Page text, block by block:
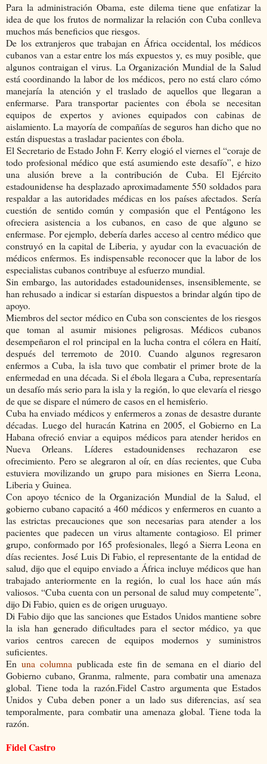
Para la administración Obama, este dilema tiene que enfatizar la
idea de que los frutos de normalizar la relación con Cuba conlleva
muchos más beneficios que riesgos.
De los extranjeros que trabajan en África occidental, los médicos
cubanos van a estar entre los más expuestos y, es muy posible, que
algunos contraigan el virus. La Organización Mundial de la Salud
está coordinando la labor de los médicos, pero no está claro cómo
manejaría la atención y el traslado de aquellos que llegaran a
enfermarse. Para transportar pacientes con ébola se necesitan
equipos de expertos y aviones equipados con cabinas de
aislamiento. La mayoría de compañías de seguros han dicho que no
están dispuestas a trasladar pacientes con ébola.
El Secretario de Estado John F. Kerry elogió el viernes el “coraje de
todo profesional médico que está asumiendo este desafío”, e hizo
una alusión breve a la contribución de Cuba. El Ejército
estadounidense ha desplazado aproximadamente 550 soldados para
respaldar a las autoridades médicas en los países afectados. Sería
cuestión de sentido común y compasión que el Pentágono les
ofreciera asistencia a los cubanos, en caso de que alguno se
enfermase. Por ejemplo, debería darles acceso al centro médico que
construyó en la capital de Liberia, y ayudar con la evacuación de
médicos enfermos. Es indispensable reconocer que la labor de los
especialistas cubanos contribuye al esfuerzo mundial.
Sin embargo, las autoridades estadounidenses, insensiblemente, se
han rehusado a indicar si estarían dispuestos a brindar algún tipo de
apoyo.
Miembros del sector médico en Cuba son conscientes de los riesgos
que toman al asumir misiones peligrosas. Médicos cubanos
desempeñaron el rol principal en la lucha contra el cólera en Haití,
después del terremoto de 2010. Cuando algunos regresaron
enfermos a Cuba, la isla tuvo que combatir el primer brote de la
enfermedad en una década. Si el ébola llegara a Cuba, representaría
un desafío más serio para la isla y la región, lo que elevaría el riesgo
de que se dispare el número de casos en el hemisferio.
Cuba ha enviado médicos y enfermeros a zonas de desastre durante
décadas. Luego del huracán Katrina en 2005, el Gobierno en La
Habana ofreció enviar a equipos médicos para atender heridos en
Nueva Orleans. Líderes estadounidenses rechazaron ese
ofrecimiento. Pero se alegraron al oír, en días recientes, que Cuba
estuviera movilizando un grupo para misiones en Sierra Leona,
Liberia y Guinea.
Con apoyo técnico de la Organización Mundial de la Salud, el
gobierno cubano capacitó a 460 médicos y enfermeros en cuanto a
las estrictas precauciones que son necesarias para atender a los
pacientes que padecen un virus altamente contagioso. El primer
grupo, conformado por 165 profesionales, llegó a Sierra Leona en
días recientes. José Luis Di Fabio, el representante de la entidad de
salud, dijo que el equipo enviado a África incluye médicos que han
trabajado anteriormente en la región, lo cual los hace aún más
valiosos. “Cuba cuenta con un personal de salud muy competente”,
dijo Di Fabio, quien es de origen uruguayo.
Di Fabio dijo que las sanciones que Estados Unidos mantiene sobre
la isla han generado dificultades para el sector médico, ya que
varios centros carecen de equipos modernos y suministros
suficientes.
En una columna publicada este fin de semana en el diario del
Gobierno cubano, Granma, ralmente, para combatir una amenaza
global. Tiene toda la razón.Fidel Castro argumenta que Estados
Unidos y Cuba deben poner a un lado sus diferencias, así sea
temporalmente, para combatir una amenaza global. Tiene toda la
razón.
Fidel Castro